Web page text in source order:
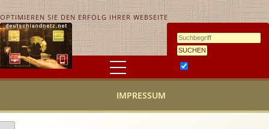
OPTIMIEREN SIE DEN ERFOLG IHRER WEBSEITE
IMPRESSUM